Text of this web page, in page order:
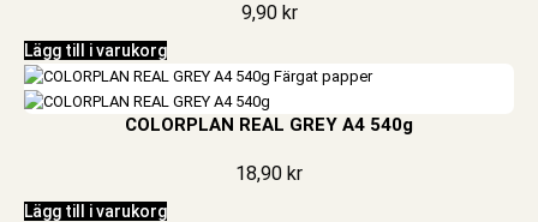
9,90 kr
Lägg till i varukorg
COLORPLAN REAL GREY A4 540g
18,90 kr
Lägg till i varukorg